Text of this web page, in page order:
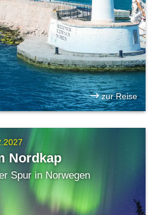
zur Reise
Nordkap
Spur in Norwegen